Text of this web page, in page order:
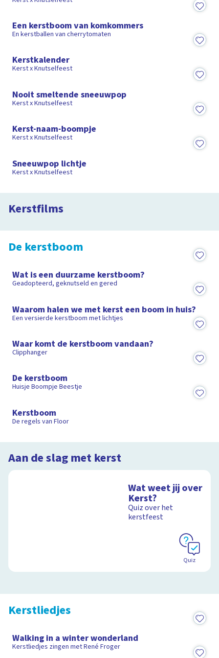
Een kerstboom van komkommers
En kerstballen van cherrytomaten
Kerstkalender
Kerst x Knutselfeest
Nooit smeltende sneeuwpop
Kerst x Knutselfeest
Kerst-naam-boompje
Kerst x Knutselfeest
Sneeuwpop lichtje
Kerst x Knutselfeest
Kerstfilms
De groeten van Mike!
Film in de klas
De kerstboom
Wat is een duurzame kerstboom?
Geadopteerd, geknutseld en gered
Waarom halen we met kerst een boom in huis?
Een versierde kerstboom met lichtjes
Waar komt de kerstboom vandaan?
Clipphanger
De kerstboom
Huisje Boompje Beestje
Kerstboom
De regels van Floor
Aan de slag met kerst
Wat weet jij over
Kerst?
Quiz over het
kerstfeest
Quiz
15:16
Kerstliedjes
Walking in a winter wonderland
Kerstliedjes zingen met René Froger